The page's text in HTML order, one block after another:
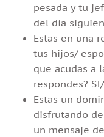
pesada y tu
del día
Estas en una
tus hijos/
que acudas a
respondes?
Estas un
disfrutando
un mensaje